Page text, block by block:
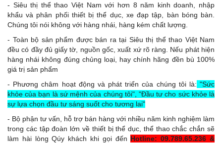
- Siêu thị thể thao Việt Nam với hơn 8 năm kinh doanh, nhập
khẩu và phân phối thiết bị thể dục, xe đạp tập, bàn bóng bàn.
Chúng tôi nói không với hàng nhái, hàng kém chất lượng.
- Toàn bộ sản phẩm được bán ra tại Siêu thị thể thao Việt Nam
đều có đầy đủ giấy tờ, nguồn gốc, xuất xứ rõ ràng. Nếu phát hiện
hàng nhái không đúng chủng loại, hay chính hãng đền bù 100%
giá trị sản phẩm
- Phương châm hoạt động và phát triển của chúng tôi là: "Sức
khỏe của bạn là sứ mệnh của chúng tôi", "Đầu tư cho sức khỏe là
sự lựa chọn đầu tư sáng suốt cho tương lai"
- Bộ phận tư vấn, hỗ trợ bán hàng với nhiều năm kinh nghiệm làm
trong các tập đoàn lớn về thiết bị thể dục, thể thao chắc chắn sẽ
làm hài lòng Qúy khách khi gọi đến Hotline: 09.789.65.236 &